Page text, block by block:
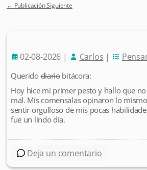
← Publicación Siguiente
02-08-2026 | Carlos |
Queridodiariobitácora:
Hoy hice mi primer pesto y hallo que
mal. Mis comensalas opinaron lo
sentir orgulloso de mis pocas
fue un lindo día.
Deja un comentario